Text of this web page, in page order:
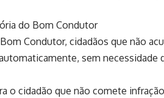
do Bom Condutor
Condutor, cidadãos que não
sem necessidade
o cidadão que não comete